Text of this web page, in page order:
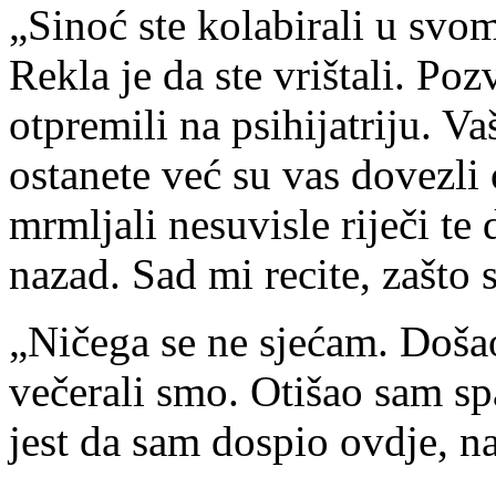
„Sinoć ste kolabirali u
Rekla je da ste vrištali.
otpremili na psihijatriju.
ostanete već su vas
mrmljali nesuvisle riječi te
nazad. Sad mi recite, zašto
„Ničega se ne sjećam.
večerali smo. Otišao sam
jest da sam dospio ovdje,